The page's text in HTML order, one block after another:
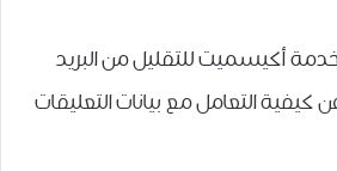
أكيسميت للتقليل من البريد
كيفية التعامل مع بيانات التعليقات